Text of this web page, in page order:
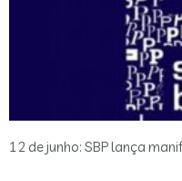
12 de junho: SBP lança